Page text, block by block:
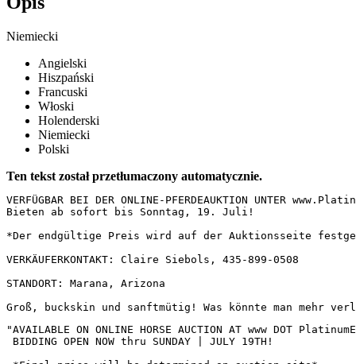
Niemiecki
Angielski
Hiszpański
Francuski
Włoski
Holenderski
Niemiecki
Polski
Ten tekst został przetłumaczony automatycznie.
VERFÜGBAR BEI DER ONLINE-PFERDEAUKTION UNTER
Bieten ab sofort bis Sonntag, 19. Juli!
*Der endgültige Preis wird auf der Auktionsseite
VERKÄUFERKONTAKT: Claire Siebols, 435-899-0508
STANDORT: Marana, Arizona
Groß, buckskin und sanftmütig! Was könnte man
"AVAILABLE ON ONLINE HORSE AUCTION AT www DOT
BIDDING OPEN NOW thru SUNDAY | JULY 19TH!